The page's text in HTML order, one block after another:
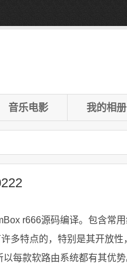
音乐电影 我的相册
r666源码编译。包含常
多特点的，特别是其开放
以每款软路由系统都有其优